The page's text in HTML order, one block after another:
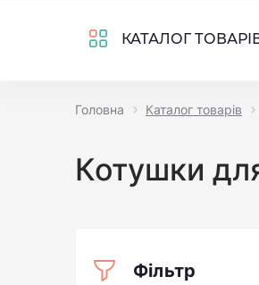
КАТАЛОГ
Головна Каталог товарів
Котушки
Фільтр